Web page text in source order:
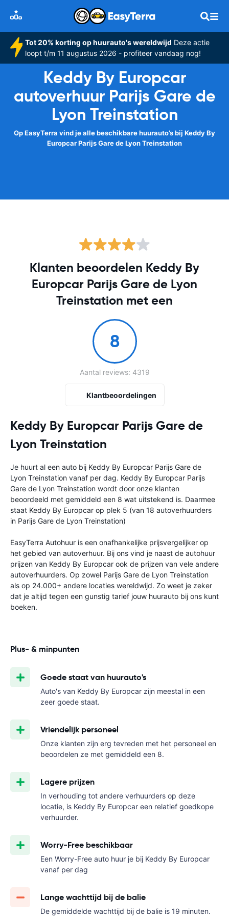
Tot 20% korting op huurauto's wereldwijd Deze actie
loopt t/m 11 augustus 2026 - profiteer vandaag nog!
Keddy By Europcar
autoverhuur Parijs Gare de
Lyon Treinstation
Op EasyTerra vind je alle beschikbare huurauto’s bij Keddy By
Europcar Parijs Gare de Lyon Treinstation
Keddy By Europcar Parijs Gare de
Lyon Treinstation
Je huurt al een auto bij Keddy By Europcar Parijs Gare de
Lyon Treinstation vanaf per dag. Keddy By Europcar Parijs
Gare de Lyon Treinstation wordt door onze klanten
beoordeeld met gemiddeld een 8 wat uitstekend is. Daarmee
staat Keddy By Europcar op plek 5 (van 18 autoverhuurders
in Parijs Gare de Lyon Treinstation)
EasyTerra Autohuur is een onafhankelijke prijsvergelijker op
het gebied van autoverhuur. Bij ons vind je naast de autohuur
prijzen van Keddy By Europcar ook de prijzen van vele andere
autoverhuurders. Op zowel Parijs Gare de Lyon Treinstation
als op 24.000+ andere locaties wereldwijd. Zo weet je zeker
dat je altijd tegen een gunstig tarief jouw huurauto bij ons kunt
boeken.
Plus- & minpunten
Goede staat van huurauto's
Auto's van Keddy By Europcar zijn meestal in een
zeer goede staat.
Vriendelijk personeel
Onze klanten zijn erg tevreden met het personeel en
beoordelen ze met gemiddeld een 8.
Lagere prijzen
In verhouding tot andere verhuurders op deze
locatie, is Keddy By Europcar een relatief goedkope
verhuurder.
Worry-Free beschikbaar
Een Worry-Free auto huur je bij Keddy By Europcar
vanaf per dag
Lange wachttijd bij de balie
De gemiddelde wachttijd bij de balie is 19 minuten.
Klanten beoordelen Keddy By
Europcar Parijs Gare de Lyon
Treinstation met een
8
Aantal reviews: 4319
Klantbeoordelingen